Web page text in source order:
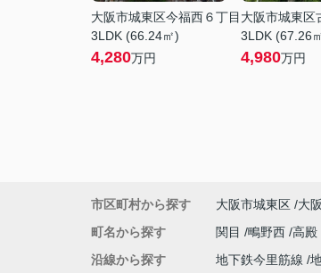
大阪市城東区今福西６丁目
3LDK (66.24㎡)
4,280万円
大阪市城東区
3LDK (67.26
4,980万円
市区町村から探す 大阪市城東区 大
町名から探す
関目 鴫野西 高殿
沿線から探す
地下鉄今里筋線